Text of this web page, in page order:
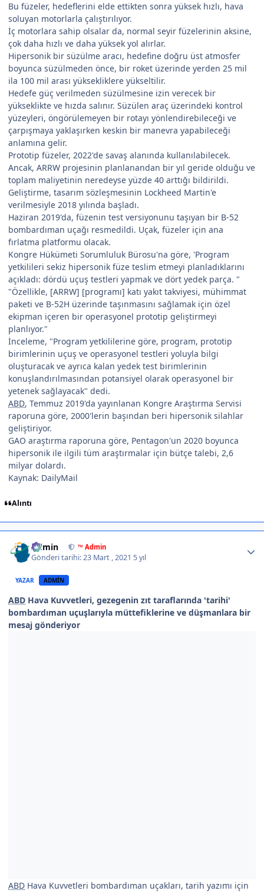
Bu füzeler, hedeflerini elde ettikten sonra yüksek hızlı, hava
soluyan motorlarla çalıştırılıyor.
İç motorlara sahip olsalar da, normal seyir füzelerinin aksine,
çok daha hızlı ve daha yüksek yol alırlar.
Hipersonik bir süzülme aracı, hedefine doğru üst atmosfer
boyunca süzülmeden önce, bir roket üzerinde yerden 25 mil
ila 100 mil arası yüksekliklere yükseltilir.
Hedefe güç verilmeden süzülmesine izin verecek bir
yükseklikte ve hızda salınır. Süzülen araç üzerindeki kontrol
yüzeyleri, öngörülemeyen bir rotayı yönlendirebileceği ve
çarpışmaya yaklaşırken keskin bir manevra yapabileceği
anlamına gelir.
Prototip füzeler, 2022'de savaş alanında kullanılabilecek.
Ancak, ARRW projesinin planlanandan bir yıl geride olduğu ve
toplam maliyetinin neredeyse yüzde 40 arttığı bildirildi.
Geliştirme, tasarım sözleşmesinin Lockheed Martin'e
verilmesiyle 2018 yılında başladı.
Haziran 2019'da, füzenin test versiyonunu taşıyan bir B-52
bombardıman uçağı resmedildi. Uçak, füzeler için ana
fırlatma platformu olacak.
Kongre Hükümeti Sorumluluk Bürosu'na göre, 'Program
yetkilileri sekiz hipersonik füze teslim etmeyi planladıklarını
açıkladı: dördü uçuş testleri yapmak ve dört yedek parça. "
"Özellikle, [ARRW] [programı] katı yakıt takviyesi, mühimmat
paketi ve B-52H üzerinde taşınmasını sağlamak için özel
ekipman içeren bir operasyonel prototip geliştirmeyi
planlıyor."
İnceleme, "Program yetkililerine göre, program, prototip
birimlerinin uçuş ve operasyonel testleri yoluyla bilgi
oluşturacak ve ayrıca kalan yedek test birimlerinin
konuşlandırılmasından potansiyel olarak operasyonel bir
yetenek sağlayacak" dedi.
ABD, Temmuz 2019'da yayınlanan Kongre Araştırma Servisi
raporuna göre, 2000'lerin başından beri hipersonik silahlar
geliştiriyor.
GAO araştırma raporuna göre, Pentagon'un 2020 boyunca
hipersonik ile ilgili tüm araştırmalar için bütçe talebi, 2,6
milyar dolardı.
Kaynak: DailyMail
Alıntı
Admin ™ Admin
Gönderi tarihi:23 Mart , 2021 5 yıl
YAZAR ADMIN
ABD Hava Kuvvetleri, gezegenin zıt taraflarında 'tarihi'
bombardıman uçuşlarıyla müttefiklerine ve düşmanlara bir
mesaj gönderiyor
ABD Hava Kuvvetleri bombardıman uçakları, tarih yazımı için